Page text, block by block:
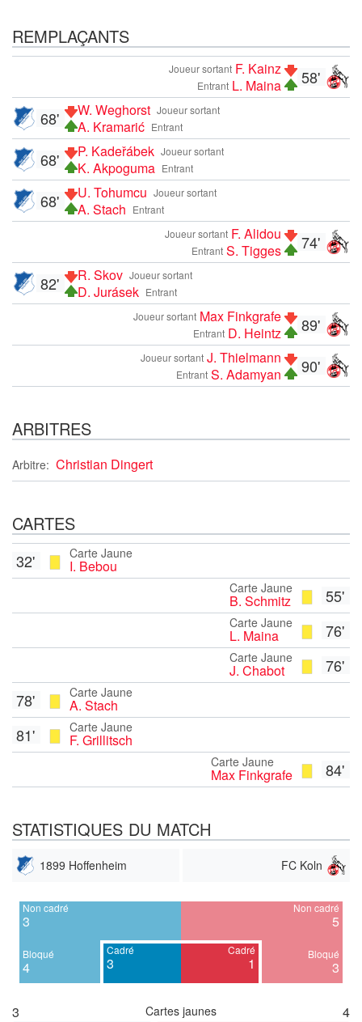
REMPLAÇANTS
58'
Joueur sortant F. Kainz
Entrant L. Maina
Joueur sortant
W. Weghorst
Entrant
A. Kramarić
68'
Joueur sortant
P. Kadeřábek
Entrant
K. Akpoguma
68'
Joueur sortant
U. Tohumcu
Entrant
A. Stach
68'
74'
Joueur sortant F. Alidou
Entrant S. Tigges
Joueur sortant
R. Skov
Entrant
D. Jurásek
82'
89'
Joueur sortant Max Finkgrafe
Entrant D. Heintz
90'
Joueur sortant J. Thielmann
Entrant S. Adamyan
ARBITRES
Arbitre: Christian Dingert
CARTES
Carte Jaune
I. Bebou
32'
55'
Carte Jaune
B. Schmitz
76'
Carte Jaune
L. Maina
76'
Carte Jaune
J. Chabot
Carte Jaune
A. Stach
78'
Carte Jaune
F. Grillitsch
81'
84'
Carte Jaune
Max Finkgrafe
STATISTIQUES DU MATCH
1899 Hoffenheim FC Koln
Non cadré
3
Bloqué
4
Cadré
3
Cadré
1
Non cadré
5
Bloqué
3
3 Cartes jaunes 4